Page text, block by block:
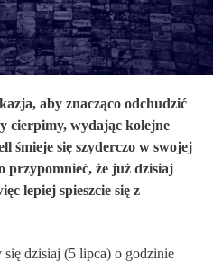
aby znacząco odchudzić
cierpimy, wydając kolejne
śmieje się szyderczo w swojej
przypomnieć, że już dzisiaj
lepiej spieszcie się z
dzisiaj (5 lipca) o godzinie